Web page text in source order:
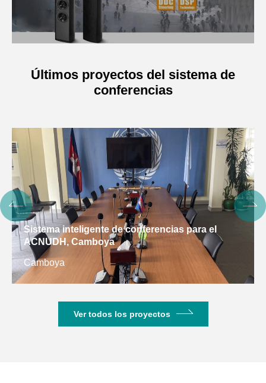
Últimos proyectos del sistema de
conferencias
Sistema inteligente de conferencias para el
ACNUDH, Camboya
Camboya
Ver todos los proyectos